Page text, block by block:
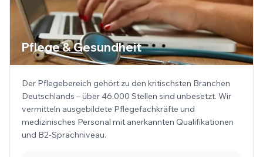
Pflege & Gesundheit
Der Pflegebereich gehört zu den kritischsten Branchen
Deutschlands – über 46.000 Stellen sind unbesetzt. Wir
vermitteln ausgebildete Pflegefachkräfte und
medizinisches Personal mit anerkannten Qualifikationen
und B2-Sprachniveau.